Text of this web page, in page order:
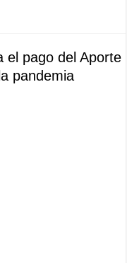
el pago del Aporte
pandemia